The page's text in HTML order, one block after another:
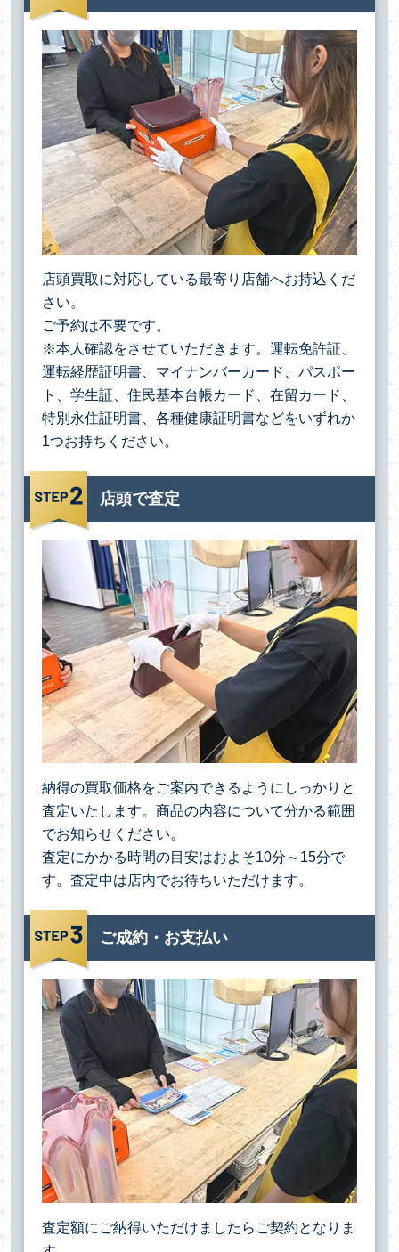
店頭買取に対応している最寄り店舗へお持込くだ
さい。
ご予約は不要です。
※本人確認をさせていただきます。運転免許証、
運転経歴証明書、マイナンバーカード、パスポー
ト、学生証、住民基本台帳カード、在留カード、
特別永住証明書、各種健康証明書などをいずれか
1つお持ちください。
店頭で査定
納得の買取価格をご案内できるようにしっかりと
査定いたします。商品の内容について分かる範囲
でお知らせください。
査定にかかる時間の目安はおよそ10分～15分で
す。査定中は店内でお待ちいただけます。
ご成約・お支払い
査定額にご納得いただけましたらご契約となりま